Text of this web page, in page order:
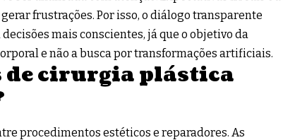
frustrações. Por isso, o diálogo transparente
mais conscientes, já que o objetivo da
e não a busca por transformações artificiais.
de cirurgia plástica
procedimentos estéticos e reparadores. As